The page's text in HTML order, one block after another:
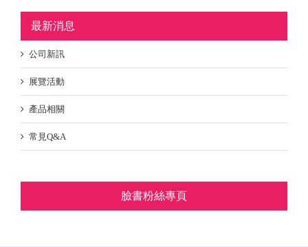
最新消息
公司新訊
展覽活動
產品相關
常見Q&A
臉書粉絲專頁